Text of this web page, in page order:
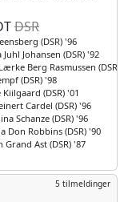
DSR
(DSR) '96
Johansen (DSR) '92
Berg Rasmussen (DSR)
(DSR) '98
(DSR) '01
Cardel (DSR) '96
Schanze (DSR) '96
Don Robbins (DSR) '90
Grand Ast (DSR) '87
5 tilmeldinger